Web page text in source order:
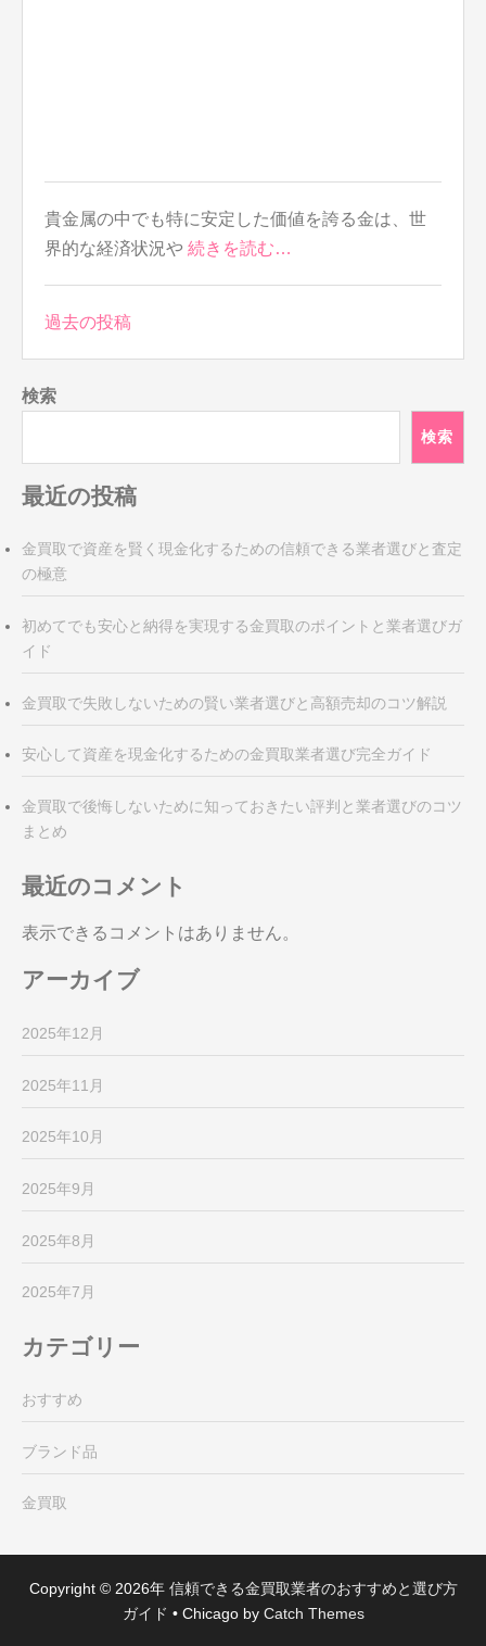
貴金属の中でも特に安定した価値を誇る金は、世
界的な経済状況や 続きを読む…
投
ビ
シ
ョ
ン
過去の投稿
検索
検索
最近の投稿
金買取で資産を賢く現金化するための信頼できる業者選びと査定
の極意
初めてでも安心と納得を実現する金買取のポイントと業者選びガ
イド
金買取で失敗しないための賢い業者選びと高額売却のコツ解説
安心して資産を現金化するための金買取業者選び完全ガイド
金買取で後悔しないために知っておきたい評判と業者選びのコツ
まとめ
最近のコメント
表示できるコメントはありません。
アーカイブ
2025年12月
2025年11月
2025年10月
2025年9月
2025年8月
2025年7月
カテゴリー
おすすめ
ブランド品
金買取
Copyright © 2026年 信頼できる金買取業者のおすすめと選び方
ガイド • Chicago by Catch Themes